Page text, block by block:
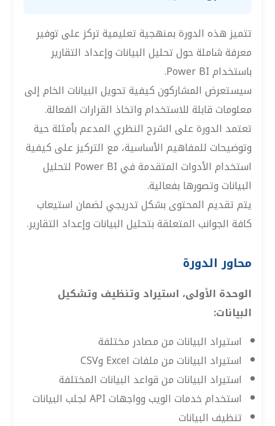
تتميز هذه الدورة بمنهجية تعليمية تركز على توفير
معرفة شاملة حول تحليل البيانات وإعداد التقارير
باستخدام Power BI.
سيستعرض المشاركون كيفية تحويل البيانات الخام إلى
معلومات قابلة للاستخدام واتخاذ القرارات الفعالة.
تعتمد الدورة على الشرح النظري المدعم بأمثلة حية
وتوضيحات للمفاهيم الأساسية، مع التركيز على كيفية
استخدام الأدوات المتقدمة في Power BI لتحليل
البيانات وتصورها بفعالية.
يتم تقديم المحتوى بشكل تدريجي لضمان استيعاب
كافة الجوانب المتعلقة بتحليل البيانات وإعداد التقارير.
محاور الدورة
الوحدة الأولى، استيراد وتنظيف وتشكيل
البيانات:
استيراد البيانات من مصادر مختلفة
استيراد البيانات من ملفات Excel وCSV
استيراد البيانات من قواعد البيانات المختلفة
استخدام خدمات الويب وواجهات API لجلب البيانات
تنظيف البيانات